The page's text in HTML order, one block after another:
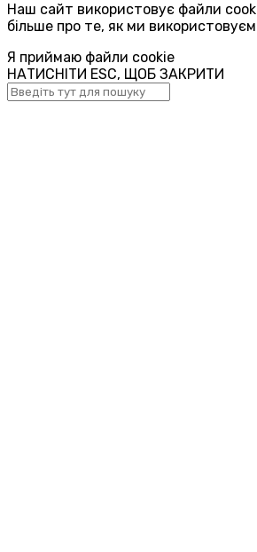
Наш сайт використовує файли
більше про те, як ми
Я приймаю файли cookie
НАТИСНІТИ ESC, ЩОБ ЗАКРИТИ